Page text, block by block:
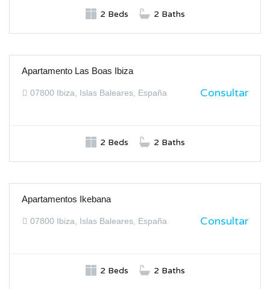
2 Beds 2 Baths
ALQUILER
Apartamento Las Boas Ibiza
07800 Ibiza, Islas Baleares, España Consultar
2 Beds 2 Baths
ALQUILER
Apartamentos Ikebana
07800 Ibiza, Islas Baleares, España Consultar
2 Beds 2 Baths